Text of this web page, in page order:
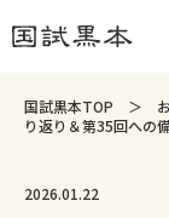
国試黒本TOP ＞
り返り＆第35回への
2026.01.22